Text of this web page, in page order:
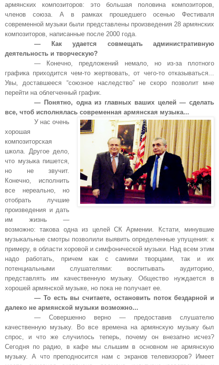
армянских композиторов: это большая половина композиторов,
членов союза. А в рамках прошедшего осенью Фестиваля
современной музыки были представлены произведения 28 армянских
композиторов, написанные после 2000 года.
— Как удается совмещать административную
деятельность и творческую?
— Конечно, предложений немало, но из-за плотного
графика приходится чем-то жертвовать, от чего-то отказываться...
Увы, доставшееся “союзное наследство” не скоро позволит мне
перейти на облегченный график.
— Понятно, одна из главных ваших целей — сделать
все, чтоб исполнялась современная армянская музыка...
У нас очень
хорошая
композиторская
школа. Другое дело,
что музыка пишется,
но не звучит.
Конечно, исполнить
все нереально, но
отобрать лучшие
произведения и дать
им жизнь —
возможно: такова одна из целей СК Армении. Кстати, минувшие
музыкальные смотры позволили выявить определенные упущения: к
примеру, в области хоровой и симфонической музыки. Над всем этим
надо работать, причем как с самими творцами, так и их
потенциальными слушателями: воспитывать аудиторию,
представлять им качественную музыку. Общество нуждается в
хорошей армянской музыке, но пока не получает ее.
— То есть вы считаете, остановить поток бездарной и
далеко не армянской музыки возможно...
— Совершенно верно — предоставив слушателю
качественную музыку. Во все времена на армянскую музыку был
спрос, и что же случилось теперь, почему он внезапно исчез?
Сегодня по радио, в кафе мы слышим в основном не армянскую
музыку. А что преподносится нам с экранов телевизоров? Имеет